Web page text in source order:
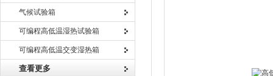
气候试验箱
可编程高低温湿热试验箱
可编程高低温交变湿热箱
查看更多